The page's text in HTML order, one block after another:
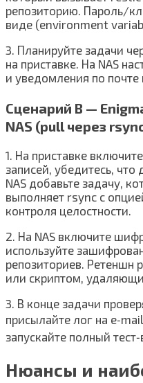
репозиторию. Пароль/
виде (environment
3. Планируйте задачи
на приставке. На NAS
и уведомления по почте
Сценарий B —
NAS (pull через
1. На приставке
записей, убедитесь,
NAS добавьте задачу,
выполняет rsync с
контроля целостности.
2. На NAS включите
используйте
репозиториев. Ретеншн
или скриптом,
3. В конце задачи
присылайте лог на
запускайте полный
Нюансы и